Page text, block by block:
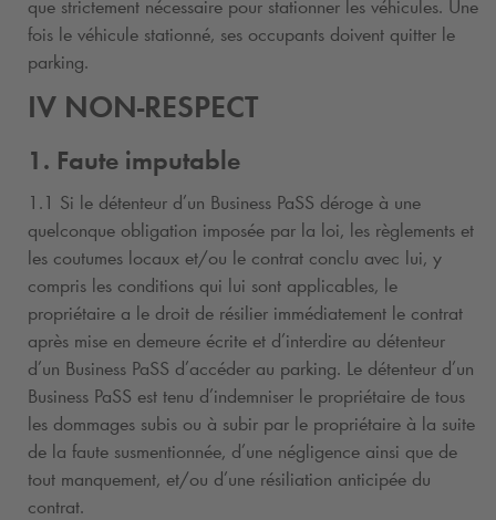
que strictement nécessaire pour stationner les véhicules. Une
fois le véhicule stationné, ses occupants doivent quitter le
parking.
IV NON-RESPECT
1. Faute imputable
1.1 Si le détenteur d’un Business PaSS déroge à une
quelconque obligation imposée par la loi, les règlements et
les coutumes locaux et/ou le contrat conclu avec lui, y
compris les conditions qui lui sont applicables, le
propriétaire a le droit de résilier immédiatement le contrat
après mise en demeure écrite et d’interdire au détenteur
d’un Business PaSS d’accéder au parking. Le détenteur d’un
Business PaSS est tenu d’indemniser le propriétaire de tous
les dommages subis ou à subir par le propriétaire à la suite
de la faute susmentionnée, d’une négligence ainsi que de
tout manquement, et/ou d’une résiliation anticipée du
contrat.